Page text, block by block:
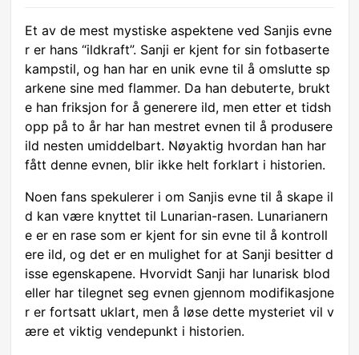
Et av de mest mystiske aspektene ved Sanjis evne
r er hans “ildkraft”. Sanji er kjent for sin fotbaserte
kampstil, og han har en unik evne til å omslutte sp
arkene sine med flammer. Da han debuterte, brukt
e han friksjon for å generere ild, men etter et tidsh
opp på to år har han mestret evnen til å produsere
ild nesten umiddelbart. Nøyaktig hvordan han har
fått denne evnen, blir ikke helt forklart i historien.
Noen fans spekulerer i om Sanjis evne til å skape il
d kan være knyttet til Lunarian-rasen. Lunarianern
e er en rase som er kjent for sin evne til å kontroll
ere ild, og det er en mulighet for at Sanji besitter d
isse egenskapene. Hvorvidt Sanji har lunarisk blod
eller har tilegnet seg evnen gjennom modifikasjone
r er fortsatt uklart, men å løse dette mysteriet vil v
ære et viktig vendepunkt i historien.